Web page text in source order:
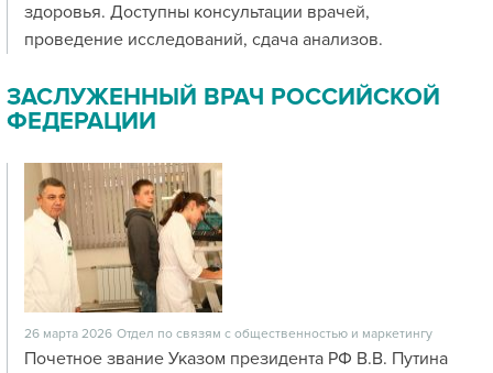
здоровья. Доступны консультации врачей,
проведение исследований, сдача анализов.
ЗАСЛУЖЕННЫЙ ВРАЧ РОССИЙСКОЙ
ФЕДЕРАЦИИ
26 марта 2026 Отдел по связям с общественностью и маркетингу
Почетное звание Указом президента РФ В.В. Путина